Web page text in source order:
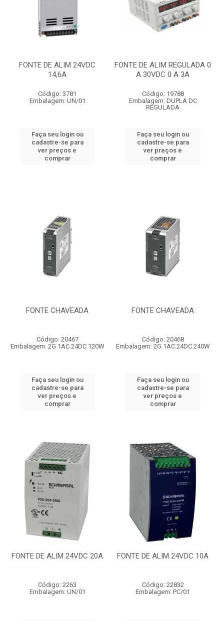
FONTE DE ALIM 24VDC
14,6A
Código: 3781
Embalagem: UN/01
Faça seu login ou
cadastre-se para
ver preços e
comprar
FONTE DE ALIM REGULADA 0
A 30VDC 0 A 3A
Código: 19788
Embalagem: DUPLA DC
REGULADA
Faça seu login ou
cadastre-se para
ver preços e
comprar
FONTE CHAVEADA
Código: 20467
Embalagem: 2G 1AC 24DC 120W
Faça seu login ou
cadastre-se para
ver preços e
comprar
FONTE CHAVEADA
Código: 20468
Embalagem: 2G 1AC 24DC 240W
Faça seu login ou
cadastre-se para
ver preços e
comprar
FONTE DE ALIM 24VDC 20A
Código: 2263
Embalagem: UN/01
FONTE DE ALIM 24VDC 10A
Código: 22832
Embalagem: PC/01